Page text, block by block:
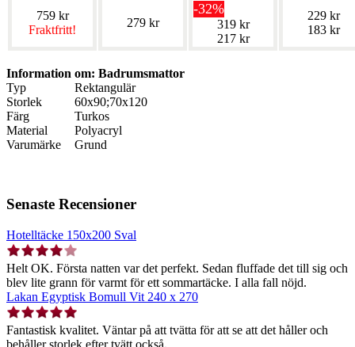
759 kr
Fraktfritt!
279 kr
-32%
319 kr
217 kr
229 kr
183 kr
Information om: Badrumsmattor
Typ
Rektangulär
Storlek
60x90;70x120
Färg
Turkos
Material
Polyacryl
Varumärke
Grund
Senaste Recensioner
Hotelltäcke 150x200 Sval
Helt OK. Första natten var det perfekt. Sedan fluffade det till sig och
blev lite grann för varmt för ett sommartäcke. I alla fall nöjd.
Lakan Egyptisk Bomull Vit 240 x 270
Fantastisk kvalitet. Väntar på att tvätta för att se att det håller och
behåller storlek efter tvätt också.